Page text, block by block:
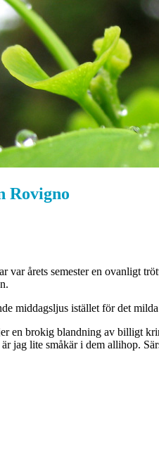
Rovigno
var årets semester en ovanligt
middagsljus istället för det
en brokig blandning av billigt
jag lite småkär i dem allihop.